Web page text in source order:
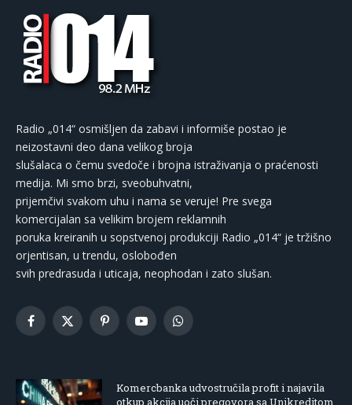
Radio „014“ osmišljen da zabavi i informiše postao je
neizostavni deo dana velikog broja
slušalaca o čemu svedoče i brojna istraživanja o praćenosti
medija. Mi smo brzi, sveobuhvatni,
prijemčivi svakom uhu i nama se veruje! Pre svega
komercijalan sa velikim brojem reklamnih
poruka kreiranih u sopstvenoj produkciji Radio „014“ je tržišno
orjentisan, u trendu, oslobođen
svih predrasuda i uticaja, neophodan i zato slušan.
Facebook
X
PinterestYouTubeWhatsApp
Komercbanka udvostručila profit i najavila
otkup akcija uoči pregovora sa Unikreditom